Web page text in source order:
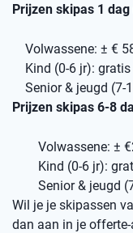
Prijzen skipas 1
Volwassene: ± €
Kind (0-6 jr): gratis
Senior & jeugd (7-
Prijzen skipas 6-8
Volwassene: ±
Kind (0-6 jr):
Senior & jeugd
Wil je je skipassen
dan aan in je